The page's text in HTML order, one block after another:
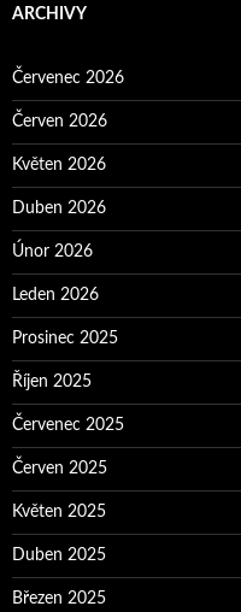
ARCHIVY
Červenec 2026
Červen 2026
Květen 2026
Duben 2026
Únor 2026
Leden 2026
Prosinec 2025
Říjen 2025
Červenec 2025
Červen 2025
Květen 2025
Duben 2025
Březen 2025